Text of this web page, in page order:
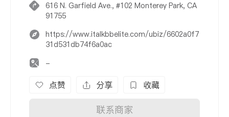
616 N. Garfield Ave., #102 Monterey Park, CA
91755
https://www.italkbbelite.com/ubiz/6602a0f7
31d531db74f6a0ac
-
点赞 分享 收藏
联系商家